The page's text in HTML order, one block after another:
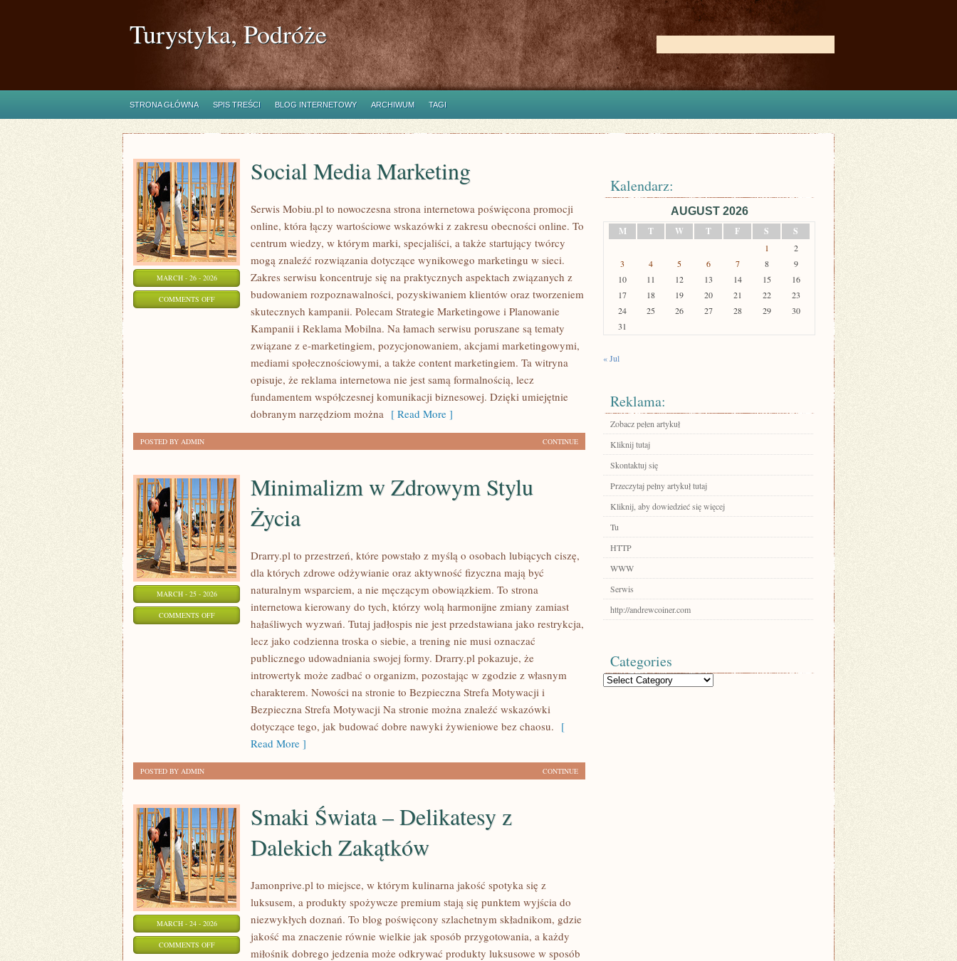
Turystyka, Podróże
STRONA GŁÓWNA SPIS TREŚCI BLOG INTERNETOWY ARCHIWUM TAGI
MARCH - 26 - 2026
COMMENTS OFFON
MARKETING
Social Media Marketing
Serwis Mobiu.pl to nowoczesna strona internetowa poświęcona promocji
online, która łączy wartościowe wskazówki z zakresu obecności online. To
centrum wiedzy, w którym marki, specjaliści, a także startujący twórcy
mogą znaleźć rozwiązania dotyczące wynikowego marketingu w sieci.
Zakres serwisu koncentruje się na praktycznych aspektach związanych z
budowaniem rozpoznawalności, pozyskiwaniem klientów oraz tworzeniem
skutecznych kampanii. Polecam Strategie Marketingowe i Planowanie
Kampanii i Reklama Mobilna. Na łamach serwisu poruszane są tematy
związane z e-marketingiem, pozycjonowaniem, akcjami marketingowymi,
mediami społecznościowymi, a także content marketingiem. Ta witryna
opisuje, że reklama internetowa nie jest samą formalnością, lecz
fundamentem współczesnej komunikacji biznesowej. Dzięki umiejętnie
dobranym narzędziom można [ Read More ]
CONTINUE
POSTED BY ADMIN
MARCH - 25 - 2026
COMMENTS OFFON
Minimalizm w Zdrowym Stylu
Życia
Drarry.pl to przestrzeń, które powstało z myślą o osobach lubiących ciszę,
dla których zdrowe odżywianie oraz aktywność fizyczna mają być
naturalnym wsparciem, a nie męczącym obowiązkiem. To strona
internetowa kierowany do tych, którzy wolą harmonijne zmiany zamiast
hałaśliwych wyzwań. Tutaj jadłospis nie jest przedstawiana jako restrykcja,
lecz jako codzienna troska o siebie, a trening nie musi oznaczać
publicznego udowadniania swojej formy. Drarry.pl pokazuje, że
introwertyk może zadbać o organizm, pozostając w zgodzie z własnym
charakterem. Nowości na stronie to Bezpieczna Strefa Motywacji i
Bezpieczna Strefa Motywacji Na stronie można znaleźć wskazówki
dotyczące tego, jak budować dobre nawyki żywieniowe bez chaosu. [
Read More ]
CONTINUE
POSTED BY ADMIN
MARCH - 24 - 2026
COMMENTS OFFON
Smaki Świata – Delikatesy z
Dalekich Zakątków
Jamonprive.pl to miejsce, w którym kulinarna jakość spotyka się z
luksusem, a produkty spożywcze premium stają się punktem wyjścia do
niezwykłych doznań. To blog poświęcony szlachetnym składnikom, gdzie
jakość ma znaczenie równie wielkie jak sposób przygotowania, a każdy
miłośnik dobrego jedzenia może odkrywać produkty luksusowe w sposób
Kalendarz:
AUGUST 2026
M
T W T F S S
1
2
3
4 5 6 7 8
9
10
11 12 13 14 15
16
17
18 19 20 21 22
23
24
25 26 27 28 29
30
31
« Jul
Reklama:
Zobacz pełen artykuł
Kliknij tutaj
Skontaktuj się
Przeczytaj pełny artykuł tutaj
Kliknij, aby dowiedzieć się więcej
Tu
HTTP
WWW
Serwis
http://andrewcoiner.com
Categories
Categories